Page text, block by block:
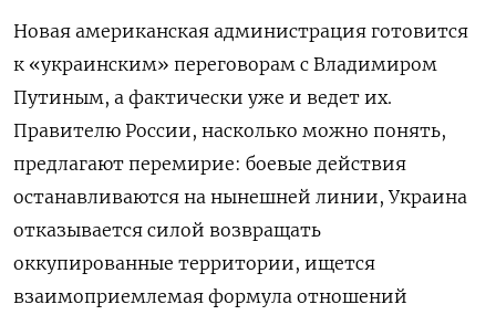
Новая американская администрация готовится
к «украинским» переговорам с Владимиром
Путиным, а фактически уже и ведет их.
Правителю России, насколько можно понять,
предлагают перемирие: боевые действия
останавливаются на нынешней линии, Украина
отказывается силой возвращать
оккупированные территории, ищется
взаимоприемлемая формула отношений